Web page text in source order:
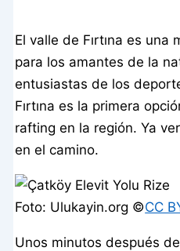
El valle de Fırtına es
para los amantes de la
entusiastas de los
Fırtına es la primera
rafting en la región. Ya
en el camino.
Foto: Ulukayin.org ©️CC
Unos minutos después